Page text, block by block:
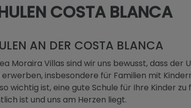
COSTA BLANCA
AN DER COSTA BLANCA
Moraira Villas sind wir uns bewusst, dass
erwerben, insbesondere für Familien mit
wichtig ist, eine gute Schule für Ihre Kinder
ist und uns am Herzen liegt.